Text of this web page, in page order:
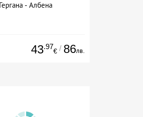
Гергана - Албена
43.97
€ / 86лв.